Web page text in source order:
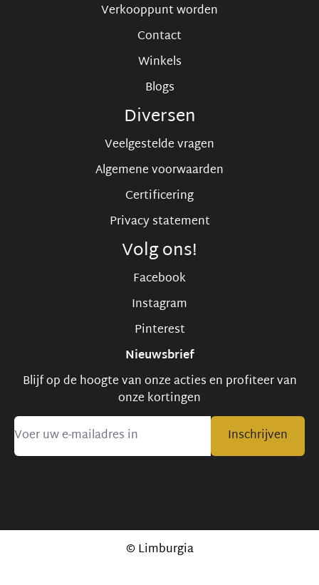
Verkooppunt worden
Contact
Winkels
Blogs
Diversen
Veelgestelde vragen
Algemene voorwaarden
Certificering
Privacy statement
Volg ons!
Facebook
Instagram
Pinterest
Nieuwsbrief
Blijf op de hoogte van onze acties en profiteer van
onze kortingen
Inschrijven
© Limburgia